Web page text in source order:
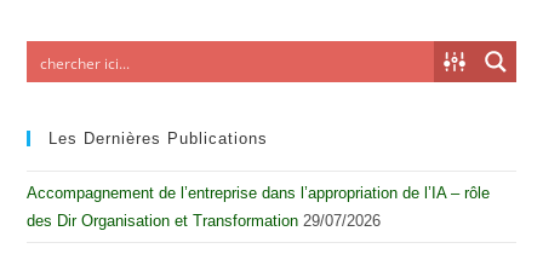
Les Dernières Publications
Accompagnement de l’entreprise dans l’appropriation de l’IA – rôle
des Dir Organisation et Transformation 29/07/2026